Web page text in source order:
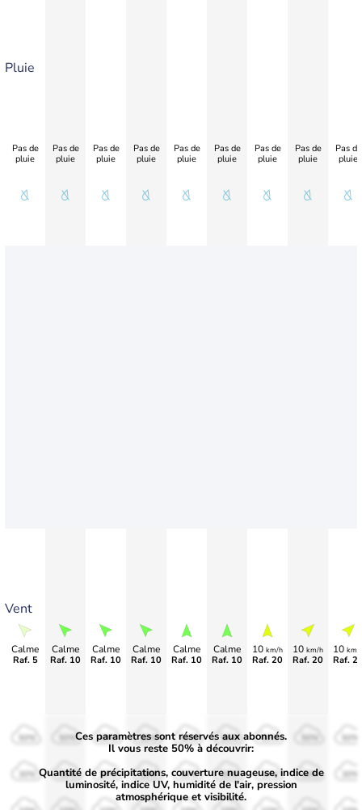
Pluie
Vent
Pas de
pluie
Calme
Raf. 5
Pas de
pluie
Calme
Raf. 10
Pas de
pluie
Calme
Raf. 10
Pas de
pluie
Calme
Raf. 10
Pas de
pluie
Calme
Raf. 10
Pas de
pluie
Calme
Raf. 10
Pas de
pluie
10 km/h
Raf. 20
Pas de
pluie
10 km/h
Raf. 20
Pas de
pluie
10 km/
Raf.
50%
30%
50%
30%
50%
30%
50%
30%
50%
30%
50%
30%
50%
30% 30% 30%
Ces paramètres sont réservés aux abonnés.
Il vous reste 50% à découvrir:
Quantité de précipitations, couverture nuageuse, indice de
luminosité, indice UV, humidité de l'air, pression
atmosphérique et visibilité.